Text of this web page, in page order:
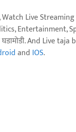
, Watch Live
Entertainment,
घडामोडी. And
and IOS.